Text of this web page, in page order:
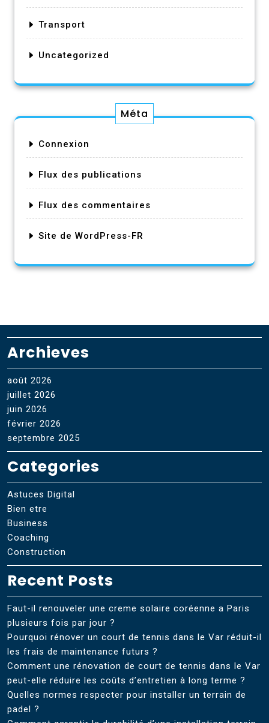
Transport
Uncategorized
Méta
Connexion
Flux des publications
Flux des commentaires
Site de WordPress-FR
Archieves
août 2026
juillet 2026
juin 2026
février 2026
septembre 2025
Categories
Astuces Digital
Bien etre
Business
Coaching
Construction
Recent Posts
Faut-il renouveler une creme solaire coréenne a Paris
plusieurs fois par jour ?
Pourquoi rénover un court de tennis dans le Var réduit-il
les frais de maintenance futurs ?
Comment une rénovation de court de tennis dans le Var
peut-elle réduire les coûts d’entretien à long terme ?
Quelles normes respecter pour installer un terrain de
padel ?